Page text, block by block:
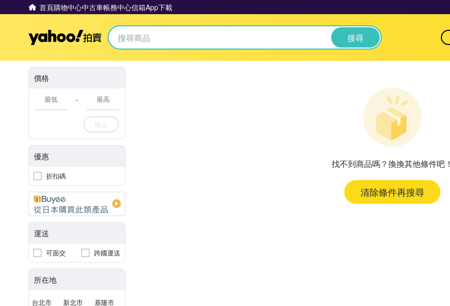
首頁購物中心中古車帳務中心信箱App下載
Yahoo拍賣 搜尋
價格
-
確定
優惠
折扣碼
運送
可面交 跨國運送
所在地
台北市 新北市 基隆市
找不到商品嗎？換換其他條件吧！
清除條件再搜尋